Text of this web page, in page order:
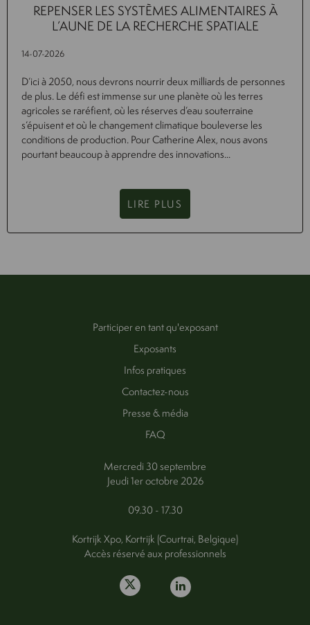
REPENSER LES SYSTÈMES ALIMENTAIRES À
L’AUNE DE LA RECHERCHE SPATIALE
14-07-2026
D’ici à 2050, nous devrons nourrir deux milliards de personnes
de plus. Le défi est immense sur une planète où les terres
agricoles se raréfient, où les réserves d’eau souterraine
s’épuisent et où le changement climatique bouleverse les
conditions de production. Pour Catherine Alex, nous avons
pourtant beaucoup à apprendre des innovations...
LIRE PLUS
Participer en tant qu'exposant
Exposants
Infos pratiques
Contactez-nous
Presse & média
FAQ
Mercredi 30 septembre
Jeudi 1er octobre 2026
09.30 - 17.30
Kortrijk Xpo, Kortrijk (Courtrai, Belgique)
Accès réservé aux professionnels